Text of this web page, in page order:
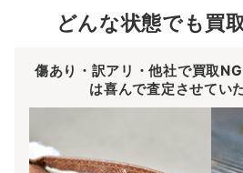
どんな状態でも買
傷あり・訳アリ・他社で買取
は喜んで査定させてい